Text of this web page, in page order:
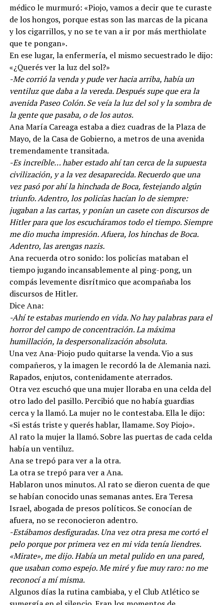
médico le murmuró: «Piojo, vamos a decir que te curaste
de los hongos, porque estas son las marcas de la picana
y los cigarrillos, y no se te van a ir por más merthiolate
que te pongan».
En ese lugar, la enfermería, el mismo secuestrado le dijo:
«¿Querés ver la luz del sol?»
-Me corrió la venda y pude ver hacia arriba, había un
ventiluz que daba a la vereda. Después supe que era la
avenida Paseo Colón. Se veía la luz del sol y la sombra de
la gente que pasaba, o de los autos.
Ana María Careaga estaba a diez cuadras de la Plaza de
Mayo, de la Casa de Gobierno, a metros de una avenida
tremendamente transitada.
-Es increíble… haber estado ahí tan cerca de la supuesta
civilización, y a la vez desaparecida. Recuerdo que una
vez pasó por ahí la hinchada de Boca, festejando algún
triunfo. Adentro, los policías hacían lo de siempre:
jugaban a las cartas, y ponían un casete con discursos de
Hitler para que los escucháramos todo el tiempo. Siempre
me dio mucha impresión. Afuera, los hinchas de Boca.
Adentro, las arengas nazis.
Ana recuerda otro sonido: los policías mataban el
tiempo jugando incansablemente al ping-pong, un
compás levemente disrítmico que acompañaba los
discursos de Hitler.
Dice Ana:
-Ahí te estabas muriendo en vida. No hay palabras para el
horror del campo de concentración. La máxima
humillación, la despersonalización absoluta.
Una vez Ana-Piojo pudo quitarse la venda. Vio a sus
compañeros, y la imagen le recordó la de Alemania nazi.
Rapados, enjutos, contenidamente aterrados.
Otra vez escuchó que una mujer lloraba en una celda del
otro lado del pasillo. Percibió que no había guardias
cerca y la llamó. La mujer no le contestaba. Ella le dijo:
«Si estás triste y querés hablar, llamame. Soy Piojo».
Al rato la mujer la llamó. Sobre las puertas de cada celda
había un ventiluz.
Ana se trepó para ver a la otra.
La otra se trepó para ver a Ana.
Hablaron unos minutos. Al rato se dieron cuenta de que
se habían conocido unas semanas antes. Era Teresa
Israel, abogada de presos políticos. Se conocían de
afuera, no se reconocieron adentro.
-Estábamos desfiguradas. Una vez otra presa me cortó el
pelo porque por primera vez en mi vida tenía liendres.
«Mirate», me dijo. Había un metal pulido en una pared,
que usaban como espejo. Me miré y fue muy raro: no me
reconocí a mí misma.
Algunos días la rutina cambiaba, y el Club Atlético se